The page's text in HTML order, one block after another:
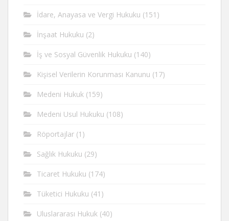
İdare, Anayasa ve Vergi Hukuku (151)
İnşaat Hukuku (2)
İş ve Sosyal Güvenlik Hukuku (140)
Kişisel Verilerin Korunması Kanunu (17)
Medeni Hukuk (159)
Medeni Usul Hukuku (108)
Röportajlar (1)
Sağlık Hukuku (29)
Ticaret Hukuku (174)
Tüketici Hukuku (41)
Uluslararası Hukuk (40)